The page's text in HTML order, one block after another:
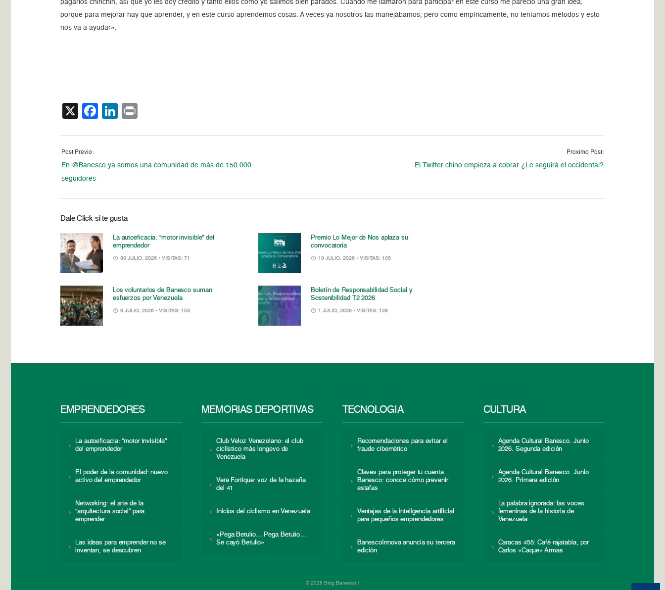
pagarlos chinchin, así que yo les doy crédito y tanto ellos como yo salimos bien parados. Cuando me llamaron para participar en este curso me pareció una gran idea,
porque para mejorar hay que aprender, y en este curso aprendemos cosas. A veces ya nosotros las manejábamos, pero como empíricamente, no teníamos métodos y esto
nos va a ayudar».
X Facebook
LinkedIn
Post Previo:
En @Banesco ya somos una comunidad de más de 150.000
seguidores
Proximo Post:
El Twitter chino empieza a cobrar ¿Le seguirá el occidental?
Dale Click si te gusta
La autoeficacia: “motor invisible” del
emprendedor
30 JULIO, 2026 • VISITAS: 71
Premio Lo Mejor de Nos aplaza su
convocatoria
10 JULIO, 2026 • VISITAS: 105
Los voluntarios de Banesco suman
esfuerzos por Venezuela
6 JULIO, 2026 • VISITAS: 153
Boletín de Responsabilidad Social y
Sostenibilidad T2 2026
1 JULIO, 2026 • VISITAS: 128
EMPRENDEDORES
La autoeficacia: “motor invisible”
del emprendedor
El poder de la comunidad: nuevo
activo del emprendedor
Networking: el arte de la
“arquitectura social” para
emprender
Las ideas para emprender no se
inventan, se descubren
MEMORIAS DEPORTIVAS
Club Veloz Venezolano: el club
ciclístico más longevo de
Venezuela
Vera Fortique: voz de la hazaña
del 41
Inicios del ciclismo en Venezuela
«Pega Betulio… Pega Betulio…
Se cayó Betulio»
TECNOLOGÍA
Recomendaciones para evitar el
fraude cibernético
Claves para proteger tu cuenta
Banesco: conoce cómo prevenir
estafas
Ventajas de la inteligencia artificial
para pequeños emprendedores
BanescoInnova anuncia su tercera
edición
CULTURA
Agenda Cultural Banesco. Junio
2026. Segunda edición
Agenda Cultural Banesco. Junio
2026. Primera edición
La palabra ignorada: las voces
femeninas de la historia de
Venezuela
Caracas 455: Café rajatabla, por
Carlos «Caque» Armas
© 2026 Blog Banesco |